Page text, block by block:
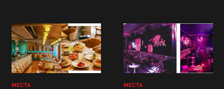
МЕСТА МЕСТА